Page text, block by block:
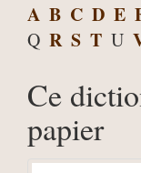
A B C D E
Q R S T U
Ce
papier